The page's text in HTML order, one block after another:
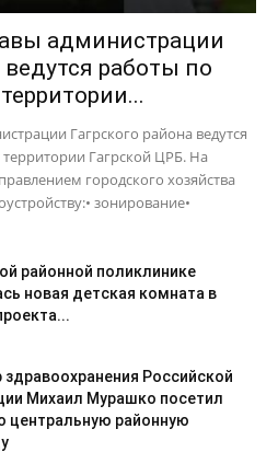
администрации
ведутся работы по
Гагрского района ведутся
Гагрской ЦРБ. На
городского хозяйства
зонирование•
районной поликлинике
новая детская комната в
здравоохранения Российской
Михаил Мурашко посетил
центральную районную